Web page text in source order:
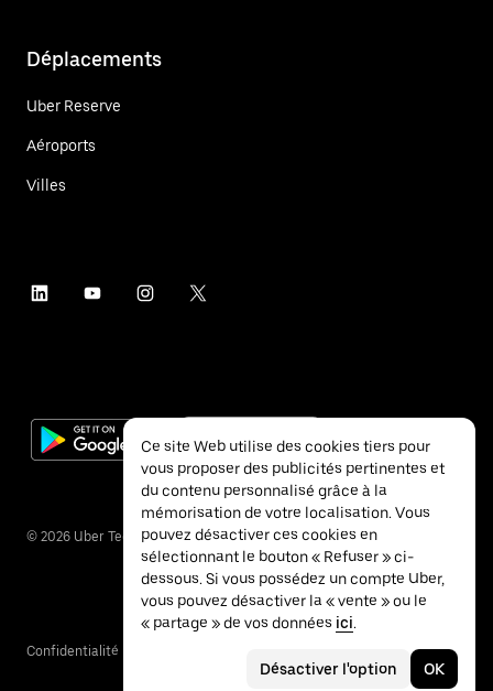
Déplacements
Uber Reserve
Aéroports
Villes
© 2026 Uber Technologies Inc.
Confidentialité
Ce site Web utilise des cookies tiers pour
vous proposer des publicités pertinentes et
du contenu personnalisé grâce à la
mémorisation de votre localisation. Vous
pouvez désactiver ces cookies en
sélectionnant le bouton « Refuser » ci-
dessous. Si vous possédez un compte Uber,
vous pouvez désactiver la « vente » ou le
« partage » de vos données ici.
Désactiver l'option OK